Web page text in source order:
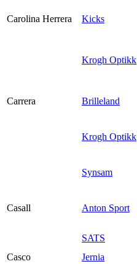
Carolina Herrera Kicks
Krogh Optikk
Carrera Brilleland
Krogh Optikk
Synsam
Casall Anton Sport
SATS
Casco
Jernia